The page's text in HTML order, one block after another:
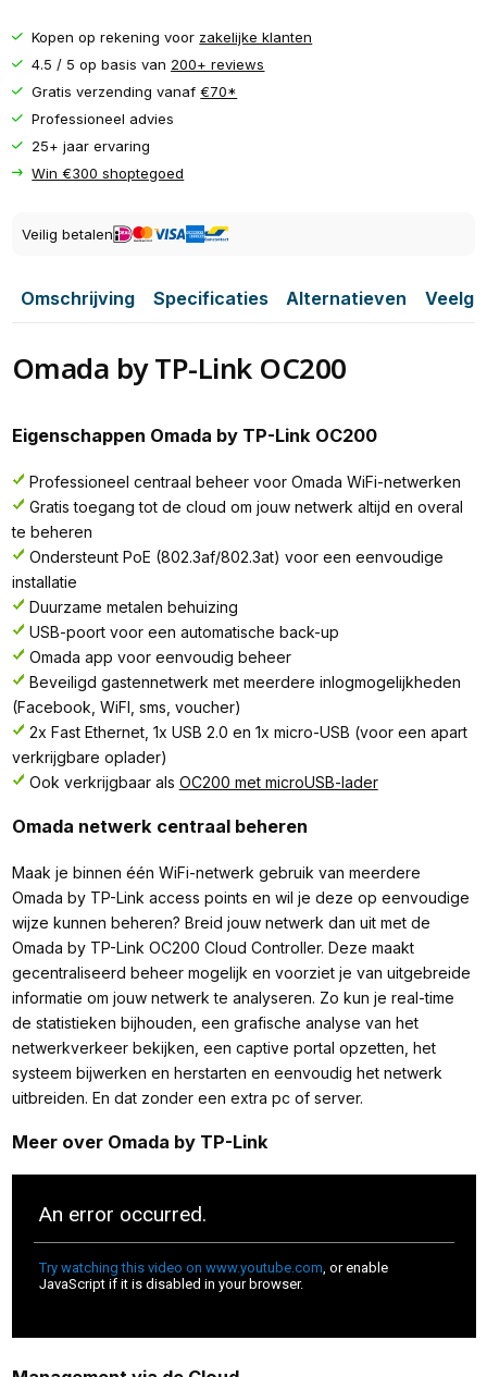
Kopen op rekening voor zakelijke klanten
4.5 / 5 op basis van 200+ reviews
Gratis verzending vanaf€70*
Professioneel advies
25+ jaar ervaring
Win €300 shoptegoed
Veilig betalen
Omschrijving Specificaties Alternatieven
Omada by TP-Link OC200
Eigenschappen Omada by TP-Link OC200
Professioneel centraal beheer voor Omada WiFi-netwerken
Gratis toegang tot de cloud om jouw netwerk altijd en overal
te beheren
Ondersteunt PoE (802.3af/802.3at) voor een eenvoudige
installatie
Duurzame metalen behuizing
USB-poort voor een automatische back-up
Omada app voor eenvoudig beheer
Beveiligd gastennetwerk met meerdere inlogmogelijkheden
(Facebook, WiFI, sms, voucher)
2x Fast Ethernet, 1x USB 2.0 en 1x micro-USB (voor een apart
verkrijgbare oplader)
Ook verkrijgbaar als OC200 met microUSB-lader
Omada netwerk centraal beheren
Maak je binnen één WiFi-netwerk gebruik van meerdere
Omada by TP-Link access points en wil je deze op eenvoudige
wijze kunnen beheren? Breid jouw netwerk dan uit met de
Omada by TP-Link OC200 Cloud Controller. Deze maakt
gecentraliseerd beheer mogelijk en voorziet je van uitgebreide
informatie om jouw netwerk te analyseren. Zo kun je real-time
de statistieken bijhouden, een grafische analyse van het
netwerkverkeer bekijken, een captive portal opzetten, het
systeem bijwerken en herstarten en eenvoudig het netwerk
uitbreiden. En dat zonder een extra pc of server.
Meer over Omada by TP-Link